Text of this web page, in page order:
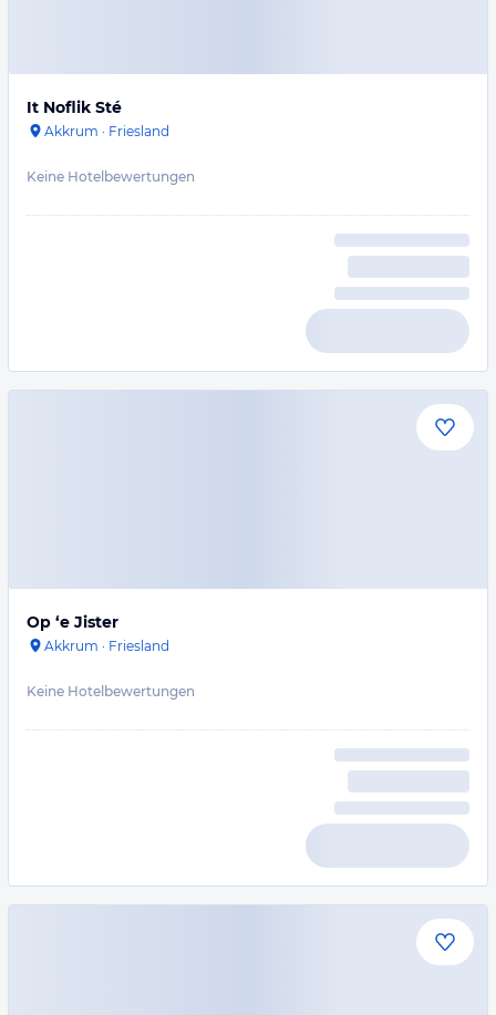
It Noflik Sté
Akkrum · Friesland
Keine Hotelbewertungen
Op ‘e Jister
Akkrum · Friesland
Keine Hotelbewertungen